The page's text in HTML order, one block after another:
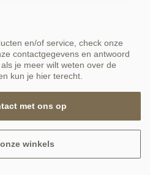
en/of service, check onze
contactgegevens en antwoord
je meer wilt weten over de
kun je hier terecht.
met ons op
winkels